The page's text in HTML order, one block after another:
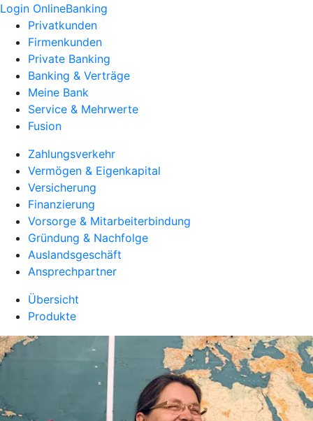
Login OnlineBanking
Privatkunden
Firmenkunden
Private Banking
Banking & Verträge
Meine Bank
Service & Mehrwerte
Fusion
Zahlungsverkehr
Vermögen & Eigenkapital
Versicherung
Finanzierung
Vorsorge & Mitarbeiterbindung
Gründung & Nachfolge
Auslandsgeschäft
Ansprechpartner
Übersicht
Produkte